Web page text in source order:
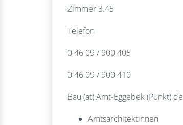
Zimmer 3.45
Telefon
0 46 09 / 900 405
0 46 09 / 900 410
Bau (at) Amt-Eggebek (Punkt) de
Amtsarchitektinnen